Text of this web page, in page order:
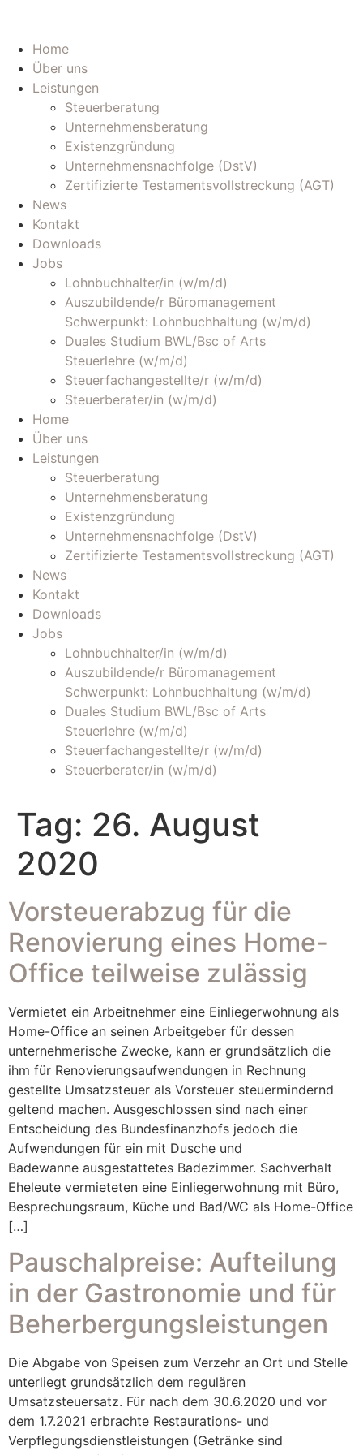
Home
Über uns
Leistungen
Steuerberatung
Unternehmensberatung
Existenzgründung
Unternehmensnachfolge (DstV)
Zertifizierte Testamentsvollstreckung (AGT)
News
Kontakt
Downloads
Jobs
Lohnbuchhalter/in (w/m/d)
Auszubildende/r Büromanagement
Schwerpunkt: Lohnbuchhaltung (w/m/d)
Duales Studium BWL/Bsc of Arts
Steuerlehre (w/m/d)
Steuerfachangestellte/r (w/m/d)
Steuerberater/in (w/m/d)
Home
Über uns
Leistungen
Steuerberatung
Unternehmensberatung
Existenzgründung
Unternehmensnachfolge (DstV)
Zertifizierte Testamentsvollstreckung (AGT)
News
Kontakt
Downloads
Jobs
Lohnbuchhalter/in (w/m/d)
Auszubildende/r Büromanagement
Schwerpunkt: Lohnbuchhaltung (w/m/d)
Duales Studium BWL/Bsc of Arts
Steuerlehre (w/m/d)
Steuerfachangestellte/r (w/m/d)
Steuerberater/in (w/m/d)
Tag: 26. August
2020
Vorsteuerabzug für die
Renovierung eines Home-
Office teilweise zulässig
Vermietet ein Arbeitnehmer eine Einliegerwohnung als
Home-Office an seinen Arbeitgeber für dessen
unternehmerische Zwecke, kann er grundsätzlich die
ihm für Renovierungsaufwendungen in Rechnung
gestellte Umsatzsteuer als Vorsteuer steuermindernd
geltend machen. Ausgeschlossen sind nach einer
Entscheidung des Bundesfinanzhofs jedoch die
Aufwendungen für ein mit Dusche und
Badewanne ausgestattetes Badezimmer. Sachverhalt
Eheleute vermieteten eine Einliegerwohnung mit Büro,
Besprechungsraum, Küche und Bad/WC als Home-Office
[…]
Pauschalpreise: Aufteilung
in der Gastronomie und für
Beherbergungsleistungen
Die Abgabe von Speisen zum Verzehr an Ort und Stelle
unterliegt grundsätzlich dem regulären
Umsatzsteuersatz. Für nach dem 30.6.2020 und vor
dem 1.7.2021 erbrachte Restaurations- und
Verpflegungsdienstleistungen (Getränke sind